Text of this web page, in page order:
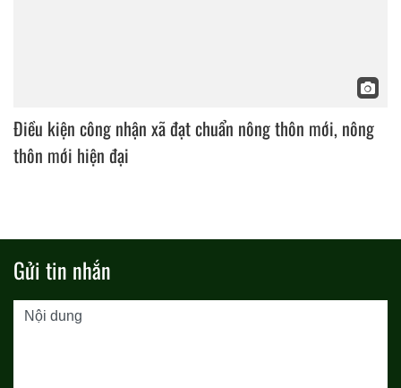
Điều kiện công nhận xã đạt chuẩn nông thôn mới, nông
thôn mới hiện đại
Gửi tin nhắn